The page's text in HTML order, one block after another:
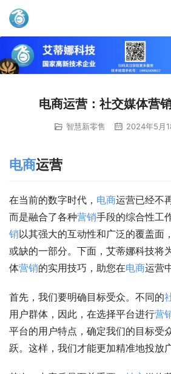
艾蒂娜科技
电商运营：社交媒体营
智慧新零售 2024年5月
电商运营
在当前的数字时代， 电商运营已经不
而是融合了各种营销手段的综合性工
销以其强大的互动性和广泛的覆盖面
或缺的一部分。下面，艾蒂娜科技将
体营销的实用技巧，助您在电商运营
首先，我们要明确目标受众。不同的
用户群体，因此，在选择平台进行营
平台的用户特点，确定我们的目标受
跃。这样，我们才能更加精准地投放